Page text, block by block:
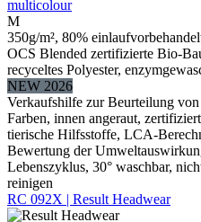
multicolour
M
350g/m², 80%
OCS Blended zertifizierte Bio-
recyceltes Polyester,
NEW 2026
Verkaufshilfe zur Beurteilung
Farben, innen angeraut,
tierische Hilfsstoffe, LCA-
Bewertung der
Lebenszyklus, 30° waschbar,
reinigen
RC 092X | Result Headwear